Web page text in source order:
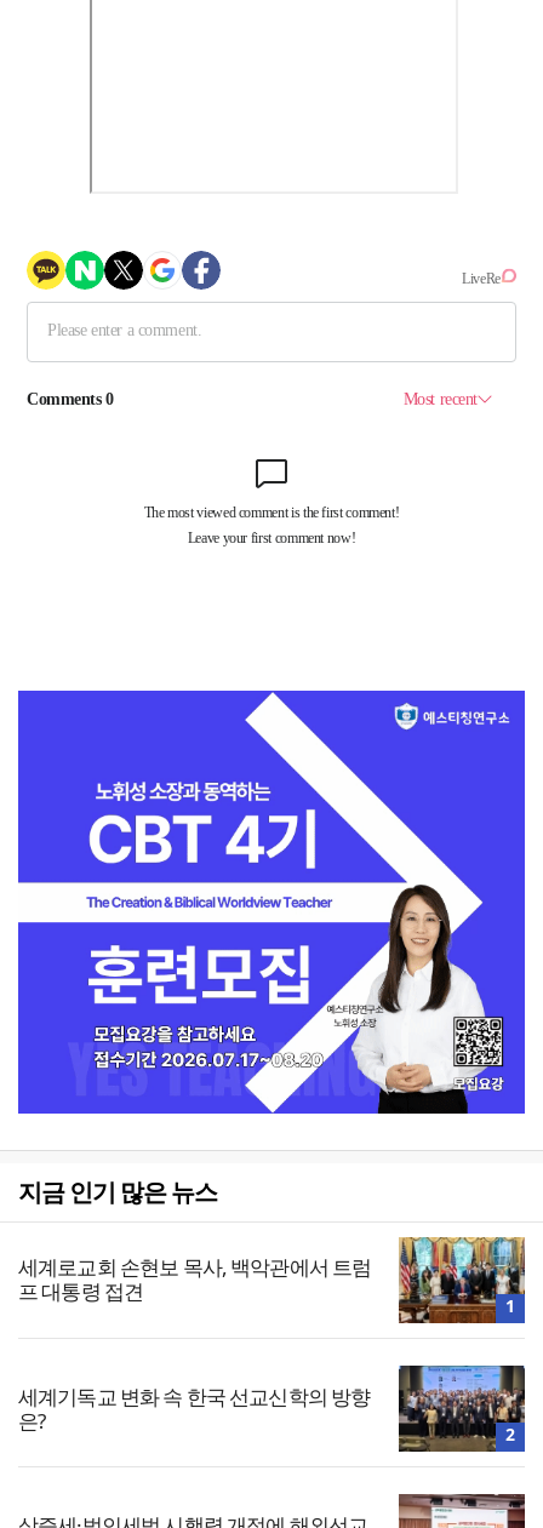
지금 인기 많은 뉴스
세계로교회 손현보 목사, 백악관에서 트럼
프 대통령 접견
1
세계기독교 변화 속 한국 선교신학의 방향
은?
2